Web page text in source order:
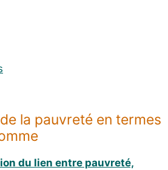
la pauvreté en termes
du lien entre pauvreté,